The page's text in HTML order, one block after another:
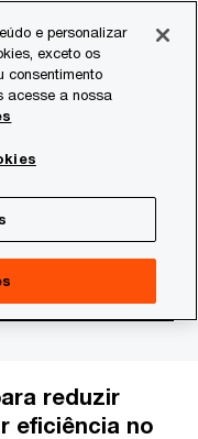
em
reduzir
eficiência no
e personalizar
exceto os
consentimento
acesse a nossa